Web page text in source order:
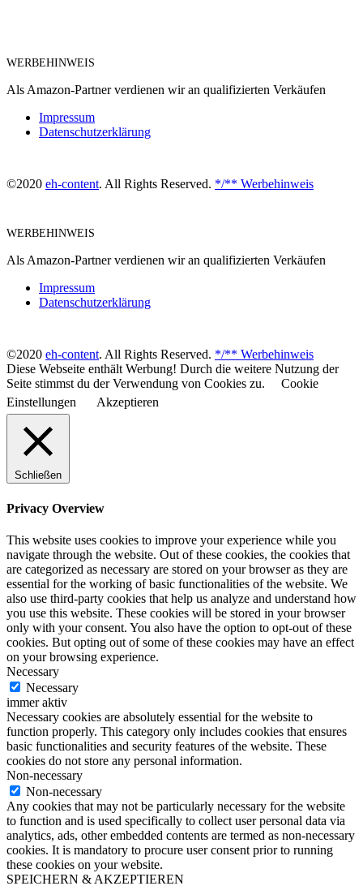
WERBEHINWEIS
Als Amazon-Partner verdienen wir an qualifizierten Verkäufen
Impressum
Datenschutzerklärung
©2020 eh-content. All Rights Reserved. */** Werbehinweis
WERBEHINWEIS
Als Amazon-Partner verdienen wir an qualifizierten Verkäufen
Impressum
Datenschutzerklärung
©2020 eh-content. All Rights Reserved. */** Werbehinweis
Diese Webseite enthält Werbung! Durch die weitere Nutzung der
Seite stimmst du der Verwendung von Cookies zu.
Cookie
Einstellungen
Akzeptieren
Schließen
Privacy Overview
This website uses cookies to improve your experience while you
navigate through the website. Out of these cookies, the cookies that
are categorized as necessary are stored on your browser as they are
essential for the working of basic functionalities of the website. We
also use third-party cookies that help us analyze and understand how
you use this website. These cookies will be stored in your browser
only with your consent. You also have the option to opt-out of these
cookies. But opting out of some of these cookies may have an effect
on your browsing experience.
Necessary
Necessary
immer aktiv
Necessary cookies are absolutely essential for the website to
function properly. This category only includes cookies that ensures
basic functionalities and security features of the website. These
cookies do not store any personal information.
Non-necessary
Non-necessary
Any cookies that may not be particularly necessary for the website
to function and is used specifically to collect user personal data via
analytics, ads, other embedded contents are termed as non-necessary
cookies. It is mandatory to procure user consent prior to running
these cookies on your website.
SPEICHERN & AKZEPTIEREN